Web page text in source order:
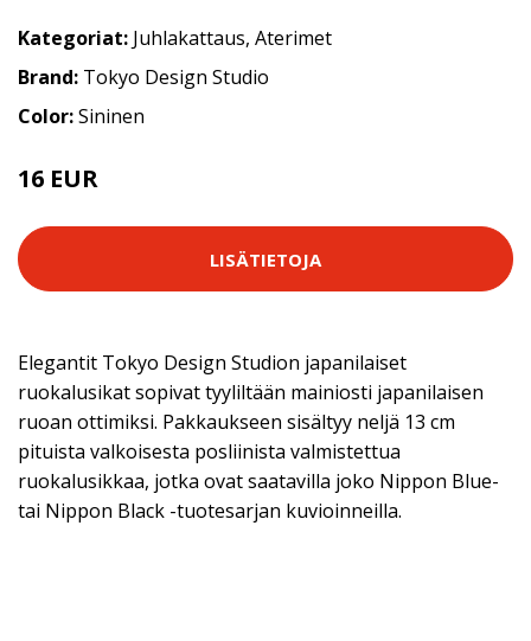
Kategoriat: Juhlakattaus, Aterimet
Brand: Tokyo Design Studio
Color:Sininen
16 EUR
LISÄTIETOJA
Elegantit Tokyo Design Studion japanilaiset
ruokalusikat sopivat tyyliltään mainiosti japanilaisen
ruoan ottimiksi. Pakkaukseen sisältyy neljä 13 cm
pituista valkoisesta posliinista valmistettua
ruokalusikkaa, jotka ovat saatavilla joko Nippon Blue-
tai Nippon Black -tuotesarjan kuvioinneilla.